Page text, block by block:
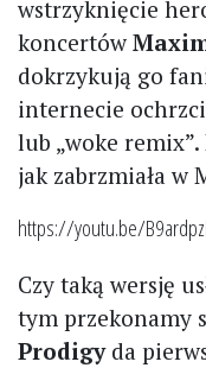
wstrzyknięcie
koncertów
dokrzykują go
internecie
lub „woke remix”.
jak zabrzmiała w
https://youtu.be/
Czy taką wersję
tym przekonamy
Prodigyda